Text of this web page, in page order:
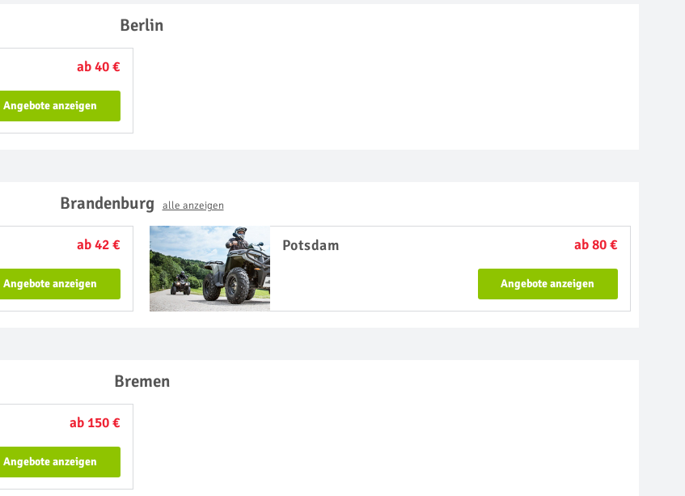
Berlin
ab 40 €
Angebote anzeigen
Brandenburg alle anzeigen
ab 42 €
Angebote anzeigen
Potsdam ab 80 €
Angebote anzeigen
Bremen
ab 150 €
Angebote anzeigen